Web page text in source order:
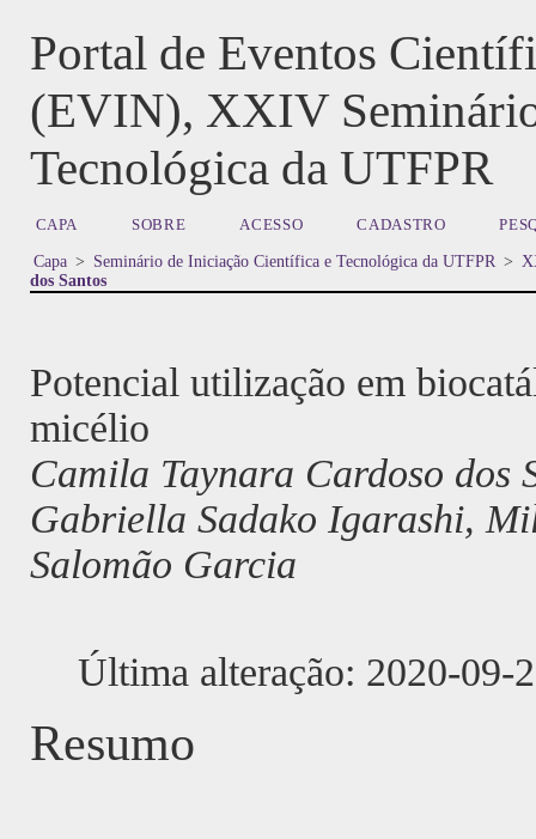
Portal de Eventos
(EVIN), XXIV
Tecnológica da UTFPR
CAPA SOBRE ACESSO CADASTRO
Capa > Seminário de Iniciação Científica e Tecnológica da UTFPR >
dos Santos
Potencial utilização em
micélio
Camila Taynara Cardoso dos
Gabriella Sadako Igarashi,
Salomão Garcia
Última alteração: 2020-09-
Resumo